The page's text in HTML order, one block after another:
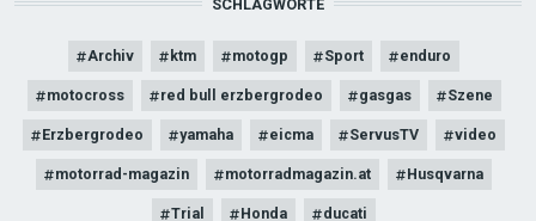
SCHLAGWORTE
Archiv ktm motogp Sport enduro
motocross red bull erzbergrodeo gasgas Szene
Erzbergrodeo yamaha eicma ServusTV video
motorrad-magazin motorradmagazin.at Husqvarna
Trial Honda ducati